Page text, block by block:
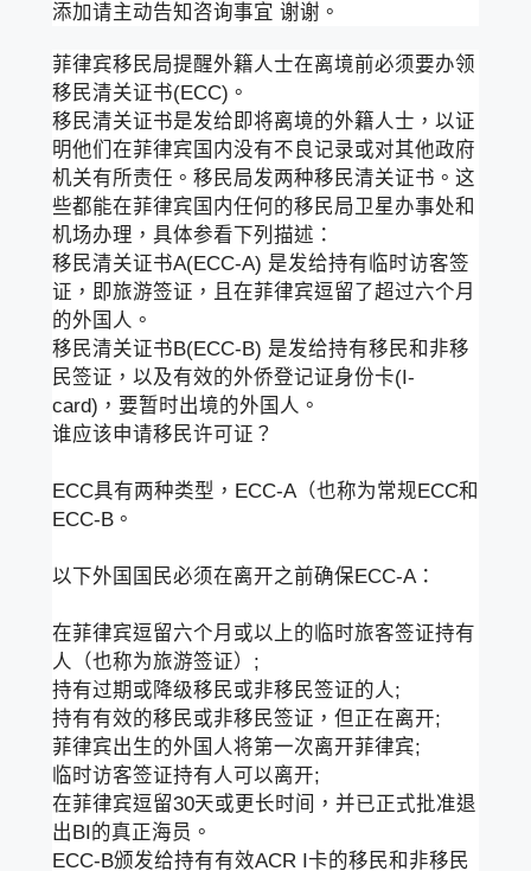
添加请主动告知咨询事宜 谢谢。
菲律宾移民局提醒外籍人士在离境前必须要办领
移民清关证书(ECC)。
移民清关证书是发给即将离境的外籍人士，以证
明他们在菲律宾国内没有不良记录或对其他政府
机关有所责任。移民局发两种移民清关证书。这
些都能在菲律宾国内任何的移民局卫星办事处和
机场办理，具体参看下列描述：
移民清关证书A(ECC-A) 是发给持有临时访客签
证，即旅游签证，且在菲律宾逗留了超过六个月
的外国人。
移民清关证书B(ECC-B) 是发给持有移民和非移
民签证，以及有效的外侨登记证身份卡(I-
card)，要暂时出境的外国人。
谁应该申请移民许可证？
ECC具有两种类型，ECC-A（也称为常规ECC和
ECC-B。
以下外国国民必须在离开之前确保ECC-A：
在菲律宾逗留六个月或以上的临时旅客签证持有
人（也称为旅游签证）;
持有过期或降级移民或非移民签证的人;
持有有效的移民或非移民签证，但正在离开;
菲律宾出生的外国人将第一次离开菲律宾;
临时访客签证持有人可以离开;
在菲律宾逗留30天或更长时间，并已正式批准退
出BI的真正海员。
ECC-B颁发给持有有效ACR I卡的移民和非移民